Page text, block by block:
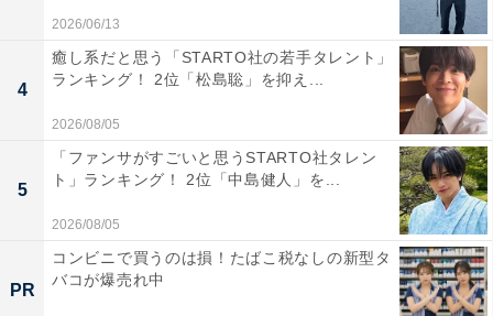
View this post on Instagram
2026/06/13
4
癒し系だと思う「STARTO社の若手タレント」
ランキング！ 2位「松島聡」を抑え...
2026/08/05
5
「ファンサがすごいと思うSTARTO社タレン
ト」ランキング！ 2位「中島健人」を...
2026/08/05
PR
コンビニで買うのは損！たばこ税なしの新型タ
バコが爆売れ中